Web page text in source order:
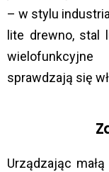
– w stylu
lite drewno, stal
sprawdzają się
Urządzając